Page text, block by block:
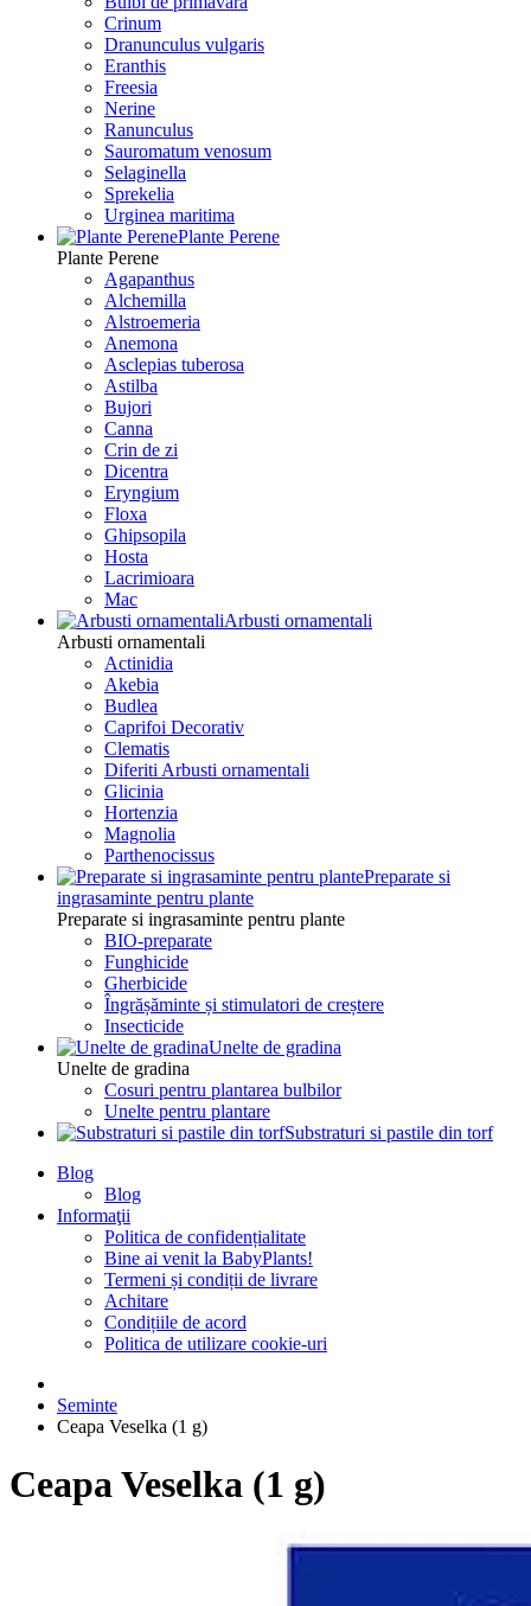
Crinum
Dranunculus vulgaris
Eranthis
Freesiа
Nerine
Ranunculus
Sauromatum venosum
Selaginella
Sprekelia
Urginea maritima
Plante Perene
Plante Perene
Agapanthus
Alchemilla
Alstroemeria
Anemona
Asclepias tuberosa
Astilba
Bujori
Canna
Crin de zi
Dicentra
Eryngium
Floxa
Ghipsopila
Hosta
Lacrimioara
Mac
Arbusti ornamentali
Arbusti ornamentali
Actinidia
Akebia
Budlea
Caprifoi Decorativ
Clematis
Diferiti Arbusti ornamentali
Glicinia
Hortenzia
Magnolia
Parthenocissus
Preparate si
ingrasaminte pentru plante
Preparate si ingrasaminte pentru plante
BIO-preparate
Funghicide
Gherbicide
Îngrășăminte și stimulatori de creștere
Insecticide
Unelte de gradina
Unelte de gradina
Cosuri pentru plantarea bulbilor
Unelte pentru plantare
Substraturi si pastile din torf
Blog
Blog
Informaţii
Politica de confidențialitate
Bine ai venit la BabyPlants!
Termeni și condiții de livrare
Achitare
Condițiile de acord
Politica de utilizare cookie-uri
Seminte
Ceapa Veselka (1 g)
Ceapa Veselka (1 g)